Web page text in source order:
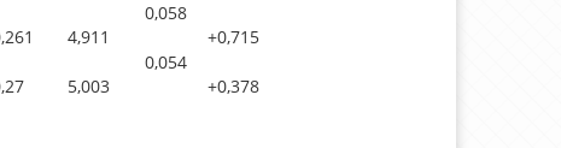
4,911
5,003
0,058
0,054
+0,715
+0,378